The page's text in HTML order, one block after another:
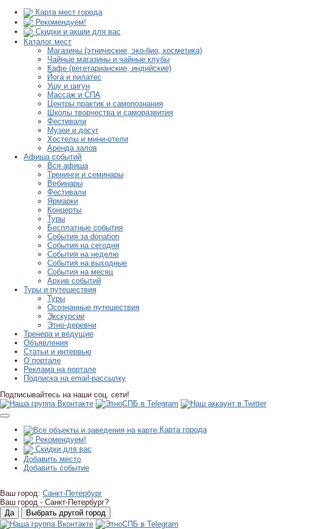
Карта мест города
Рекомендуем!
Скидки и акции для вас
Каталог мест
Магазины (этнические, эко-био, косметика)
Чайные магазины и чайные клубы
Кафе (вегетарианские, индийские)
Йога и пилатес
Ушу и цигун
Массаж и СПА
Центры практик и самопознания
Школы творчества и саморазвития
Фестивали
Музеи и досуг
Хостелы и мини-отели
Аренда залов
Афиша событий
Вся афиша
Тренинги и семинары
Вебинары
Фестивали
Ярмарки
Концерты
Туры
Бесплатные события
События за donation
События на сегодня
События на неделю
События на выходные
События на месяц
Архив событий
Туры и путешествия
Туры
Осознанные путешествия
Экскурсии
Этно-деревни
Тренера и ведущие
Объявления
Статьи и интервью
О портале
Реклама на портале
Подписка на email-рассылку
Подписывайтесь на наши соц. сети!
Карта города
Рекомендуем!
Скидки для вас
Добавить место
Добавить событие
Ваш город: Санкт-Петербург
Ваш город - Санкт-Петербург?